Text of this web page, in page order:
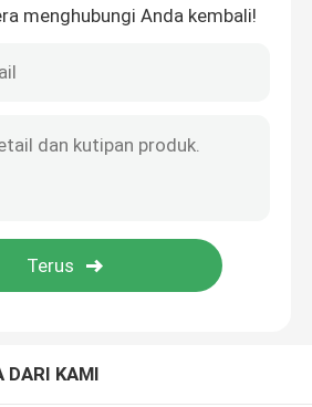
menghubungi Anda kembali!
DARI KAMI